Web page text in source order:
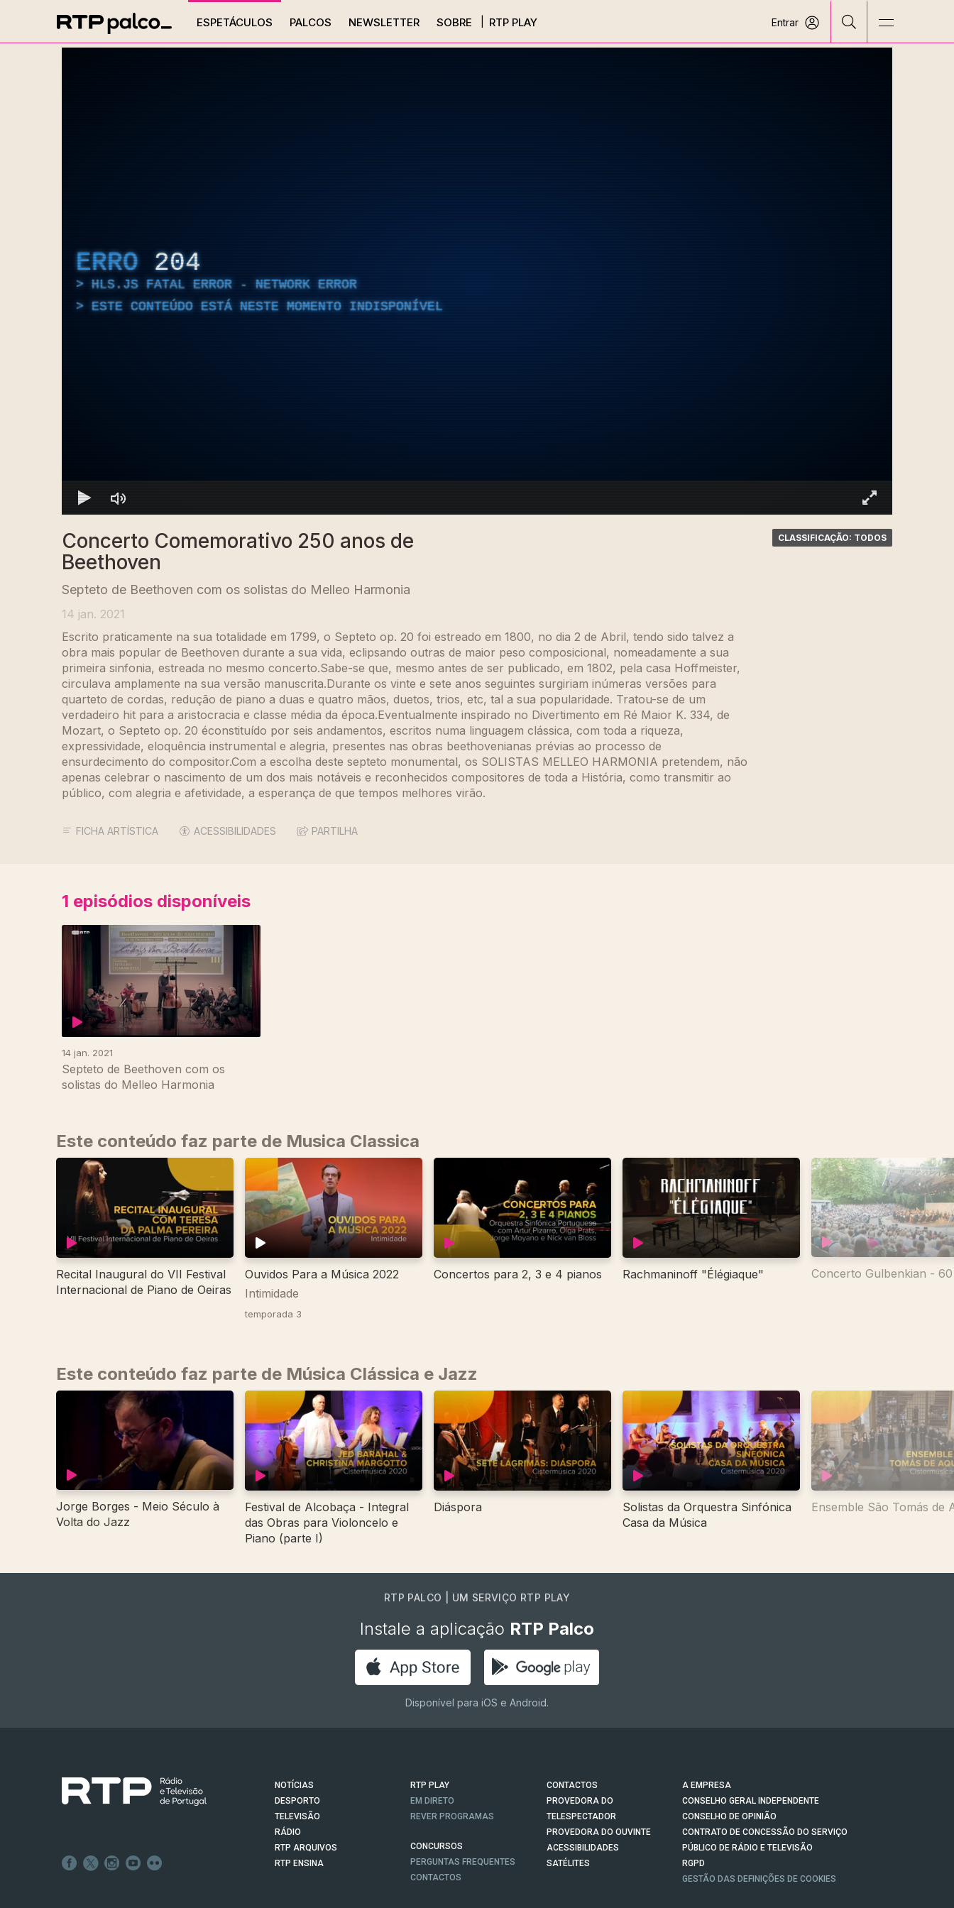
ESPETÁCULOS PALCOS NEWSLETTER SOBRE RTP PLAY Entrar
ERRO 204
HLS.JS FATAL ERROR - NETWORK ERROR
ESTE CONTEÚDO ESTÁ NESTE MOMENTO INDISPONÍVEL
Concerto Comemorativo 250 anos de
Beethoven
Septeto de Beethoven com os solistas do Melleo Harmonia
14 jan. 2021
CLASSIFICAÇÃO: TODOS
Escrito praticamente na sua totalidade em 1799, o Septeto op. 20 foi estreado em 1800, no dia 2 de Abril, tendo sido talvez a
obra mais popular de Beethoven durante a sua vida, eclipsando outras de maior peso composicional, nomeadamente a sua
primeira sinfonia, estreada no mesmo concerto.Sabe-se que, mesmo antes de ser publicado, em 1802, pela casa Hoffmeister,
circulava amplamente na sua versão manuscrita.Durante os vinte e sete anos seguintes surgiriam inúmeras versões para
quarteto de cordas, redução de piano a duas e quatro mãos, duetos, trios, etc, tal a sua popularidade. Tratou-se de um
verdadeiro hit para a aristocracia e classe média da época.Eventualmente inspirado no Divertimento em Ré Maior K. 334, de
Mozart, o Septeto op. 20 éconstituído por seis andamentos, escritos numa linguagem clássica, com toda a riqueza,
expressividade, eloquência instrumental e alegria, presentes nas obras beethovenianas prévias ao processo de
ensurdecimento do compositor.Com a escolha deste septeto monumental, os SOLISTAS MELLEO HARMONIA pretendem, não
apenas celebrar o nascimento de um dos mais notáveis e reconhecidos compositores de toda a História, como transmitir ao
público, com alegria e afetividade, a esperança de que tempos melhores virão.
FICHA ARTÍSTICA ACESSIBILIDADES PARTILHA
1 episódios disponíveis
14 jan. 2021
Septeto de Beethoven com os
solistas do Melleo Harmonia
516406
Este conteúdo faz parte de Musica Classica
Recital Inaugural do VII Festival
Internacional de Piano de Oeiras
Ouvidos Para a Música 2022
Intimidade
temporada 3
Concertos para 2, 3 e 4 pianos Rachmaninoff "Élégiaque" Concerto Gulbenkian -
Este conteúdo faz parte de Música Clássica e Jazz
Jorge Borges - Meio Século à
Volta do Jazz
Festival de Alcobaça - Integral
das Obras para Violoncelo e
Piano (parte I)
Diáspora
Solistas da Orquestra Sinfónica
Casa da Música
Ensemble São Tomás de
RTP PALCO | UM SERVIÇO RTP PLAY
Instale a aplicação RTP Palco
Disponível para iOS e Android.
NOTÍCIAS
DESPORTO
TELEVISÃO
RÁDIO
RTP ARQUIVOS
RTP ENSINA
RTP PLAY
EM DIRETO
REVER PROGRAMAS
CONCURSOS
PERGUNTAS FREQUENTES
CONTACTOS
CONTACTOS
PROVEDORA DO
TELESPECTADOR
PROVEDORA DO OUVINTE
ACESSIBILIDADES
SATÉLITES
A EMPRESA
CONSELHO GERAL INDEPENDENTE
CONSELHO DE OPINIÃO
CONTRATO DE CONCESSÃO DO SERVIÇO
PÚBLICO DE RÁDIO E TELEVISÃO
RGPD
GESTÃO DAS DEFINIÇÕES DE COOKIES